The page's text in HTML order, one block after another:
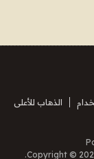
الذهاب للأعلى
Copyright ©